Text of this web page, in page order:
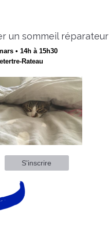
un sommeil réparateur
• 14h à 15h30
Rateau
S'inscrire